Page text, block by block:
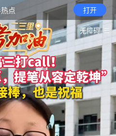
点 打开
无障碍